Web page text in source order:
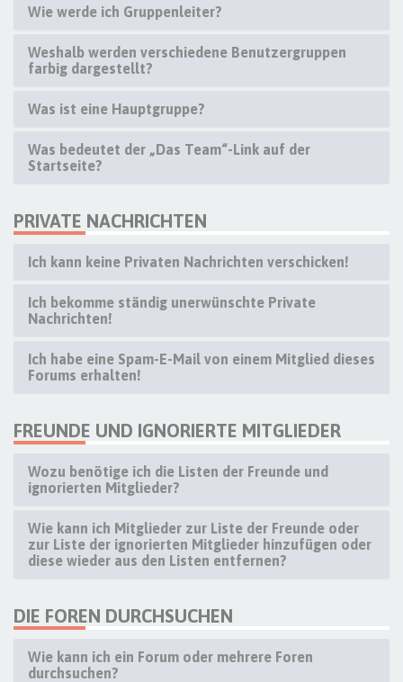
Wie werde ich Gruppenleiter?
Weshalb werden verschiedene Benutzergruppen
farbig dargestellt?
Was ist eine Hauptgruppe?
Was bedeutet der „Das Team“-Link auf der
Startseite?
PRIVATE NACHRICHTEN
Ich kann keine Privaten Nachrichten verschicken!
Ich bekomme ständig unerwünschte Private
Nachrichten!
Ich habe eine Spam-E-Mail von einem Mitglied dieses
Forums erhalten!
FREUNDE UND IGNORIERTE MITGLIEDER
Wozu benötige ich die Listen der Freunde und
ignorierten Mitglieder?
Wie kann ich Mitglieder zur Liste der Freunde oder
zur Liste der ignorierten Mitglieder hinzufügen oder
diese wieder aus den Listen entfernen?
DIE FOREN DURCHSUCHEN
Wie kann ich ein Forum oder mehrere Foren
durchsuchen?